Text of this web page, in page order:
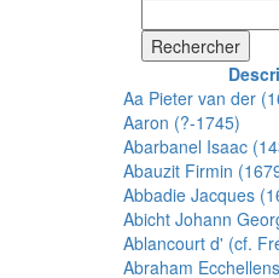
Rechercher
Aa Pieter van der
Aaron (?-1745)
Abarbanel Isaac
Abauzit Firmin
Abbadie Jacques
Abicht Johann
Ablancourt d' (cf.
Abraham